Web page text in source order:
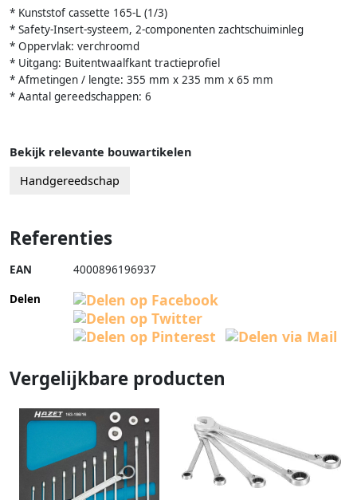
* Kunststof cassette 165-L (1/3)
* Safety-Insert-systeem, 2-componenten zachtschuiminleg
* Oppervlak: verchroomd
* Uitgang: Buitentwaalfkant tractieprofiel
* Afmetingen / lengte: 355 mm x 235 mm x 65 mm
* Aantal gereedschappen: 6
Bekijk relevante bouwartikelen
Handgereedschap
Referenties
EAN 4000896196937
Delen
Vergelijkbare producten